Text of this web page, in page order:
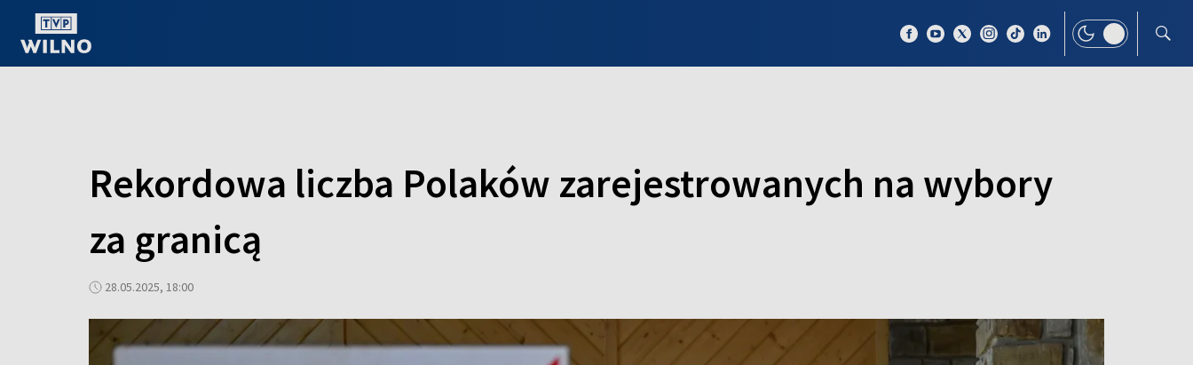
Rekordowa liczba Polaków zarejestrowanych na wybory
za granicą
28.05.2025, 18:00